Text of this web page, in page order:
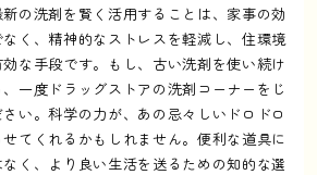
の洗剤を賢く活用することは、家事の効
く、精神的なストレスを軽減し、住環境
な手段です。もし、古い洗剤を使い続け
一度ドラッグストアの洗剤コーナーをじ
い。科学の力が、あの忌々しいドロドロ
てくれるかもしれません。便利な道具に
く、より良い生活を送るための知的な選